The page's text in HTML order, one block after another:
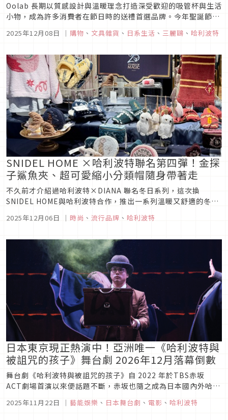
Oolab 長期以質感設計與溫暖理念打造深受歡迎的吸管杯與生活
小物，成為許多消費者在節日時的送禮首選品牌。今年聖誕節，
Oolab 以 「聖誕暖禮精選」 為主題，精選兩大人氣合作吸管杯
系列：哈利波特主題以經典魔法世界元素為靈感，為冬季增添奇
2025年12月08日 ｜ 購物 、 文具雜貨 、 日系生活 、 三麗鷗 、 哈利波特
SNIDEL HOME ×哈利波特聯名第四彈！金探
子鯊魚夾、超可愛縮小分類帽隨身帶著走
不久前才介紹過哈利波特×DIANA 聯名冬日系列，這次換
SNIDEL HOME與哈利波特合作，推出一系列溫暖又舒適的冬日
趕快一起來看看！
2025年12月06日 ｜ 時尚 、 流行品牌 、 哈利波特
日本東京現正熱演中！亞洲唯一《哈利波特與
被詛咒的孩子》舞台劇 2026年12月落幕倒數
舞台劇《哈利波特與被詛咒的孩子》自 2022 年於TBS赤坂
ACT劇場首演以來便話題不斷，赤坂也隨之成為日本國內外哈利
計之下，《哈利波特與被詛咒的孩子》將電影與小說中熟悉的魔
2025年11月22日 ｜ 藝能娛樂 、 日本舞台劇 、 電影 、 哈利波特